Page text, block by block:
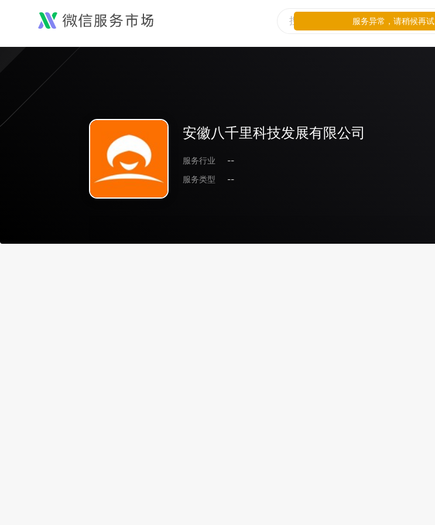
安徽八千里科技发展有限公司
服务行业
--
服务类型
--
服务异常，请稍候再试